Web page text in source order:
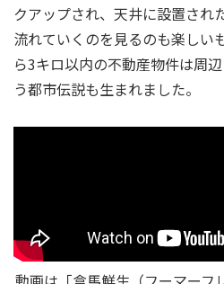
クアップされ、天井に設置され
流れていくのを見るのも楽しい
ら3キロ以内の不動産物件は周
う都市伝説も生まれました。